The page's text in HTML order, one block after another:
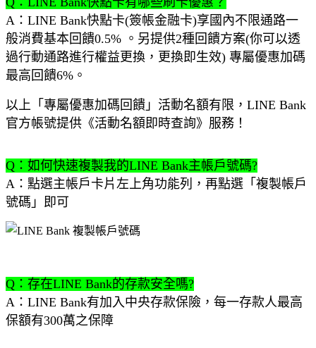
A：LINE Bank快點卡(簽帳金融卡)享國內不限通路一
般消費基本回饋0.5% 。另提供2種回饋方案(你可以透
過行動通路進行權益更換，更換即生效) 專屬優惠加碼
最高回饋6%。
以上「專屬優惠加碼回饋」活動名額有限，LINE Bank
官方帳號提供《活動名額即時查詢》服務！
Q：如何快速複製我的LINE Bank主帳戶號碼?
A：點選主帳戶卡片左上角功能列，再點選「複製帳戶
號碼」即可
Q：存在LINE Bank的存款安全嗎?
A：LINE Bank有加入中央存款保險，每一存款人最高
保額有300萬之保障